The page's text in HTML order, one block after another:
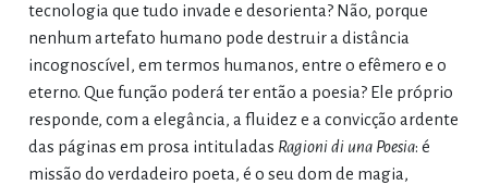
tecnologia que tudo invade e desorienta? Não, porque
nenhum artefato humano pode destruir a distância
incognoscível, em termos humanos, entre o efêmero e o
eterno. Que função poderá ter então a poesia? Ele próprio
responde, com a elegância, a fluidez e a convicção ardente
das páginas em prosa intituladas Ragioni di una Poesia: é
missão do verdadeiro poeta, é o seu dom de magia,